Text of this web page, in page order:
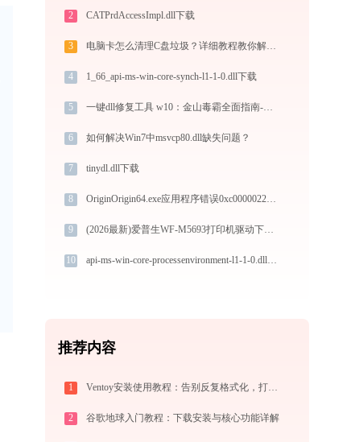
2 CATPrdAccessImpl.dll下载
3 电脑卡怎么清理C盘垃圾？详细教程教你解决！
4 1_66_api-ms-win-core-synch-l1-1-0.dll下载
5 一键dll修复工具 w10：金山毒霸全面指南-金山毒霸
6 如何解决Win7中msvcp80.dll缺失问题？
7 tinydl.dll下载
8 OriginOrigin64.exe应用程序错误0xc0000022解决方法
9 (2026最新)爱普生WF-M5693打印机驱动下载安装全程指导，轻松解决打印问题
10 api-ms-win-core-processenvironment-l1-1-0.dll下载
推荐内容
1 Ventoy安装使用教程：告别反复格式化，打造装机必备万能U盘启动盘
2 谷歌地球入门教程：下载安装与核心功能详解